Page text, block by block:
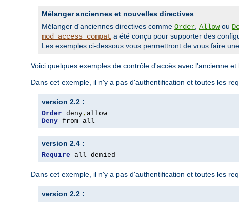
Mélanger anciennes et nouvelles directives
Mélanger d'anciennes directives comme Order, Allowou
mod_access_compat a été conçu pour supporter des
Les exemples ci-dessous vous permettront de vous faire
Voici quelques exemples de contrôle d'accès avec l'ancienne
Dans cet exemple, il n'y a pas d'authentification et toutes les
version 2.2 :
Order deny,
Deny from all
version 2.4 :
Require all denied
Dans cet exemple, il n'y a pas d'authentification et toutes les
version 2.2 :